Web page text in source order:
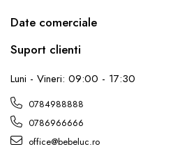
Date comerciale
Suport clienti
Luni - Vineri: 09:00 - 17:30
0784988888
0786966666
office@bebeluc.ro